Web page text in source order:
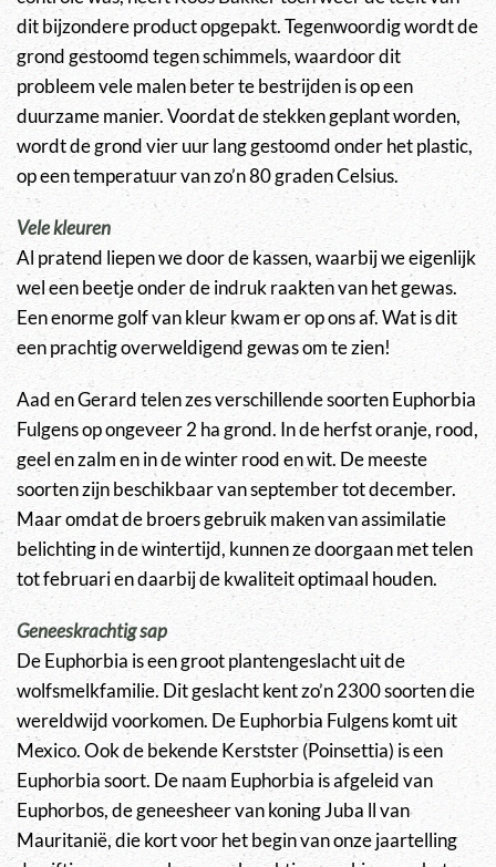
dit bijzondere product opgepakt. Tegenwoordig wordt de
grond gestoomd tegen schimmels, waardoor dit
probleem vele malen beter te bestrijden is op een
duurzame manier. Voordat de stekken geplant worden,
wordt de grond vier uur lang gestoomd onder het plastic,
op een temperatuur van zo’n 80 graden Celsius.
Vele kleuren
Al pratend liepen we door de kassen, waarbij we eigenlijk
wel een beetje onder de indruk raakten van het gewas.
Een enorme golf van kleur kwam er op ons af. Wat is dit
een prachtig overweldigend gewas om te zien!
Aad en Gerard telen zes verschillende soorten Euphorbia
Fulgens op ongeveer 2 ha grond. In de herfst oranje, rood,
geel en zalm en in de winter rood en wit. De meeste
soorten zijn beschikbaar van september tot december.
Maar omdat de broers gebruik maken van assimilatie
belichting in de wintertijd, kunnen ze doorgaan met telen
tot februari en daarbij de kwaliteit optimaal houden.
Geneeskrachtig sap
De Euphorbia is een groot plantengeslacht uit de
wolfsmelkfamilie. Dit geslacht kent zo’n 2300 soorten die
wereldwijd voorkomen. De Euphorbia Fulgens komt uit
Mexico. Ook de bekende Kerstster (Poinsettia) is een
Euphorbia soort. De naam Euphorbia is afgeleid van
Euphorbos, de geneesheer van koning Juba ll van
Mauritanië, die kort voor het begin van onze jaartelling